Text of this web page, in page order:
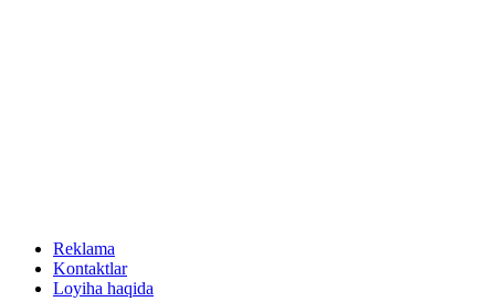
Reklama
Kontaktlar
Loyiha haqida